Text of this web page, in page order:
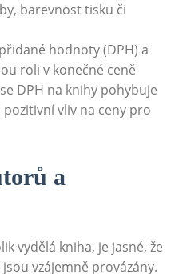
barevnost tisku či
hodnoty (DPH) a
roli v konečné ceně
DPH na knihy pohybuje
pozitivní vliv na ceny pro
a
vydělá kniha, je jasné, že
vzájemně provázány.